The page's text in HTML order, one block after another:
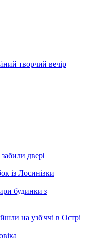
творчий вечір
двері
із Лосинівки
будинки з
на узбіччі в Острі